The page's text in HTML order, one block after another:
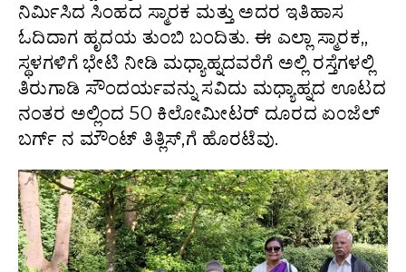
ನಿರ್ಮಿಸಿದ ಸಿಂಹದ ಸ್ಮಾರಕ ಮತ್ತು ಅದರ ಇತಿಹಾಸ
ಓದಿದಾಗ ಹೃದಯ ತುಂಬಿ ಬಂದಿತು. ಈ ಎಲ್ಲಾ ಸ್ಮಾರಕ,,
ಸ್ಥಳಗಳಿಗೆ ಭೇಟಿ ನೀಡಿ ಮಧ್ಯಾಹ್ನದವರೆಗೆ ಅಲ್ಲಿ ರಸ್ತೆಗಳಲ್ಲಿ
ತಿರುಗಾಡಿ ಸೌಂದರ್ಯವನ್ನು ಸವಿದು ಮಧ್ಯಾಹ್ನದ ಊಟದ
ನಂತರ ಅಲ್ಲಿಂದ 50 ಕಿಲೋಮೀಟರ್ ದೂರದ ಏ೦ಜೆಲ್
ಬರ್ಗ್ ನ ಮೌಂಟ್ ತಿತ್ಲಿಸ್,ಗೆ ಹೊರಟೆವು.